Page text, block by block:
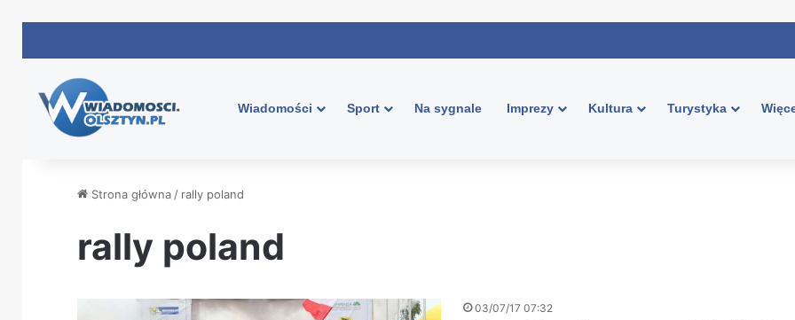
Wiadomości Sport Na sygnale Imprezy Kultura Turystyka
Strona główna / rally poland
rally poland
03/07/17 07:32